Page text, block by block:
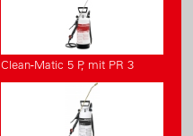
Clean-Matic 5 P, mit PR 3